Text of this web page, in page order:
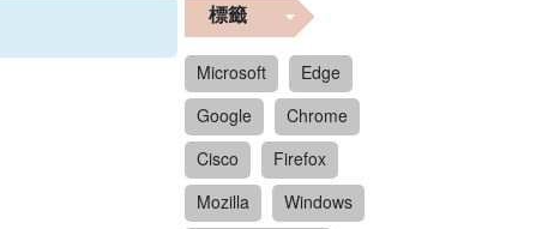
標籤
Microsoft
Edge
Google
Chrome
Cisco
Firefox
Mozilla
Windows